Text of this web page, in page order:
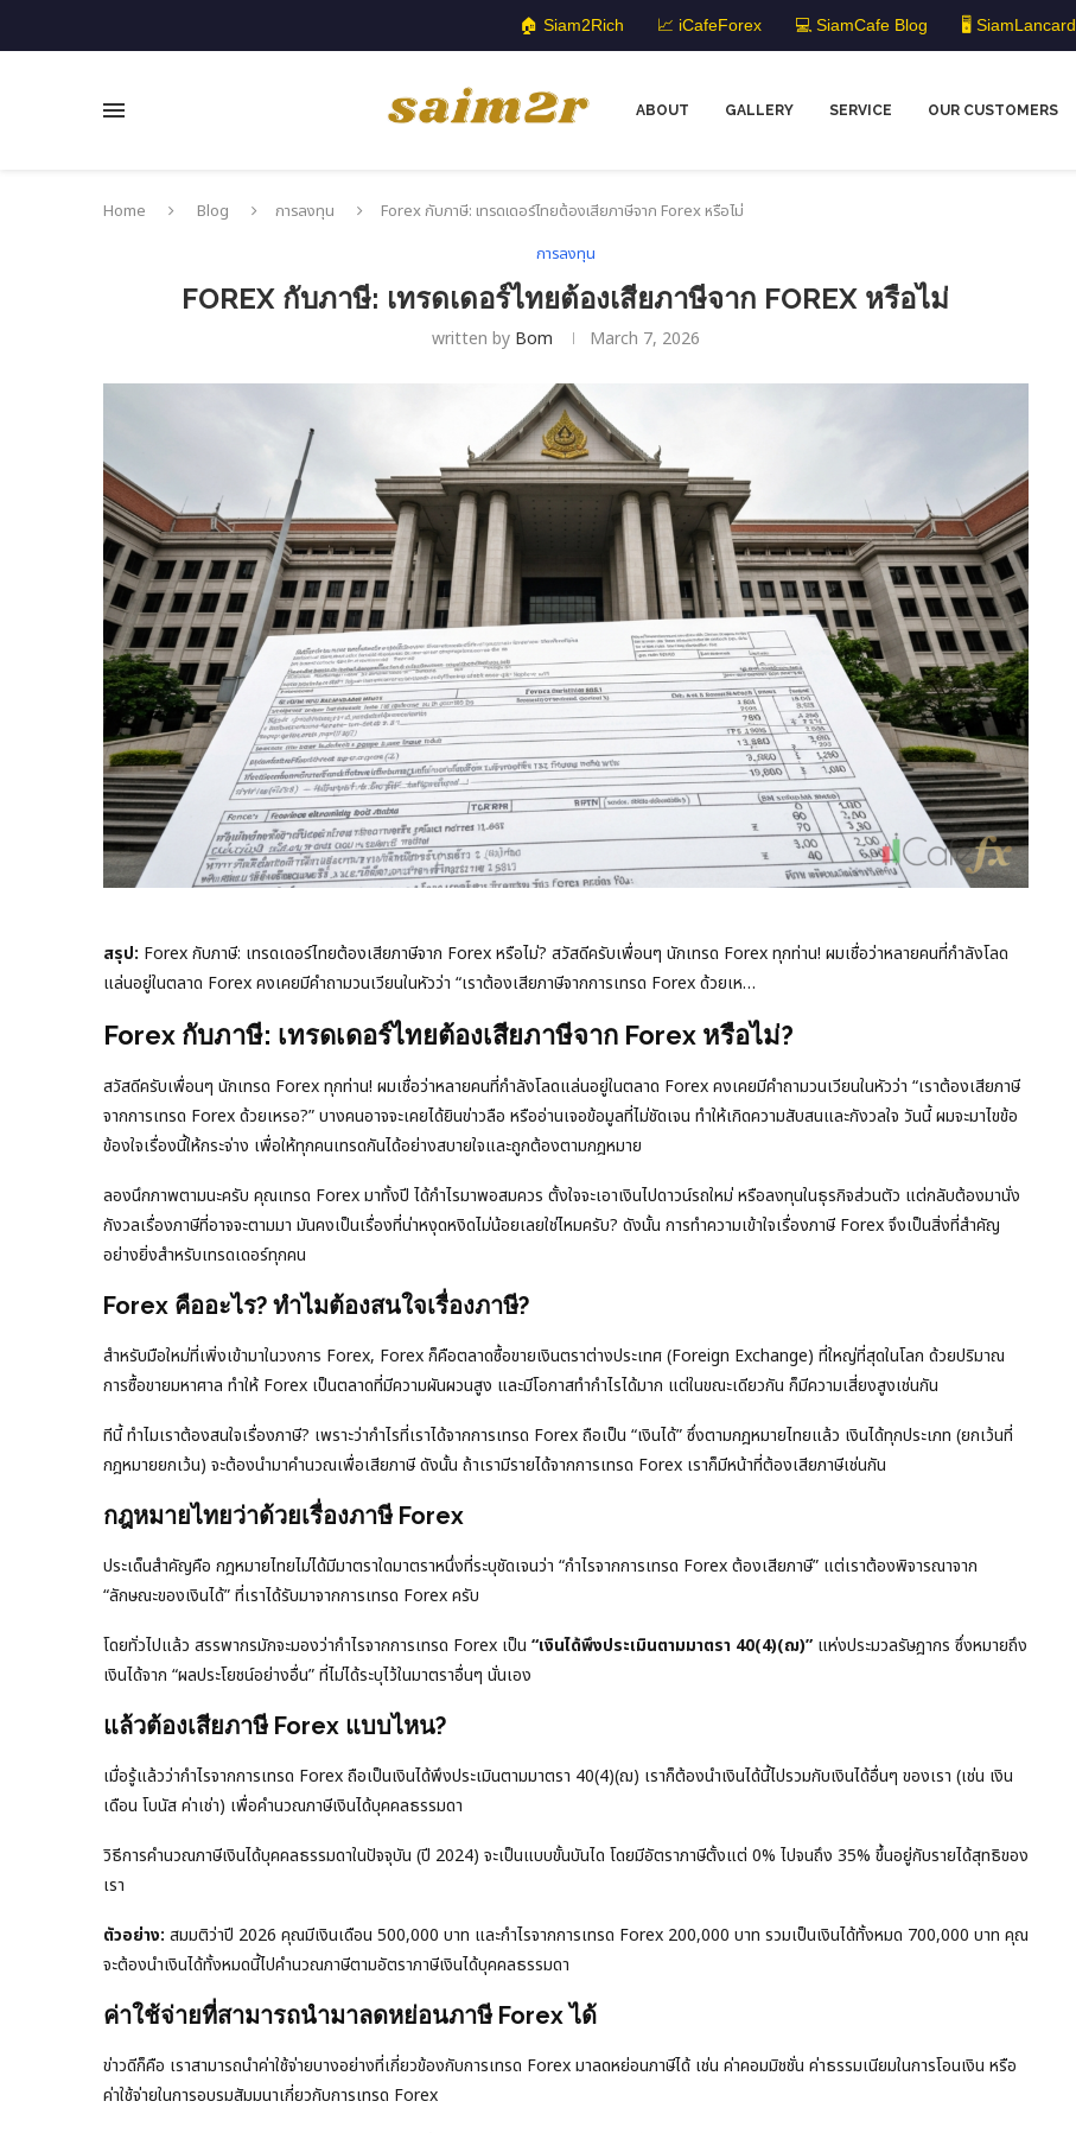
🏠 Siam2Rich 📈 iCafeForex 💻 SiamCafe Blog 🖥️ SiamLancard
ABOUT GALLERY SERVICE OUR CUSTOMERS
Home Blog การลงทุน
Forex กับภาษี: เทรดเดอร์ไทยต้องเสียภาษีจาก Forex หรือไม่
การลงทุน
FOREX กับภาษี: เทรดเดอร์ไทยต้องเสียภาษีจาก FOREX หรือไม่
written by Bom March 7, 2026
สรุป: Forex กับภาษี: เทรดเดอร์ไทยต้องเสียภาษีจาก Forex หรือไม่? สวัสดีครับเพื่อนๆ นักเทรด Forex ทุกท่าน! ผมเชื่อว่าหลายคนที่กำลังโลด
แล่นอยู่ในตลาด Forex คงเคยมีคำถามวนเวียนในหัวว่า “เราต้องเสียภาษีจากการเทรด Forex ด้วยเห…
Forex กับภาษี: เทรดเดอร์ไทยต้องเสียภาษีจาก Forex หรือไม่?
สวัสดีครับเพื่อนๆ นักเทรด Forex ทุกท่าน! ผมเชื่อว่าหลายคนที่กำลังโลดแล่นอยู่ในตลาด Forex คงเคยมีคำถามวนเวียนในหัวว่า “เราต้องเสียภาษี
จากการเทรด Forex ด้วยเหรอ?” บางคนอาจจะเคยได้ยินข่าวลือ หรืออ่านเจอข้อมูลที่ไม่ชัดเจน ทำให้เกิดความสับสนและกังวลใจ วันนี้ ผมจะมาไขข้อ
ข้องใจเรื่องนี้ให้กระจ่าง เพื่อให้ทุกคนเทรดกันได้อย่างสบายใจและถูกต้องตามกฎหมาย
ลองนึกภาพตามนะครับ คุณเทรด Forex มาทั้งปี ได้กำไรมาพอสมควร ตั้งใจจะเอาเงินไปดาวน์รถใหม่ หรือลงทุนในธุรกิจส่วนตัว แต่กลับต้องมานั่ง
กังวลเรื่องภาษีที่อาจจะตามมา มันคงเป็นเรื่องที่น่าหงุดหงิดไม่น้อยเลยใช่ไหมครับ? ดังนั้น การทำความเข้าใจเรื่องภาษี Forex จึงเป็นสิ่งที่สำคัญ
อย่างยิ่งสำหรับเทรดเดอร์ทุกคน
Forex คืออะไร? ทำไมต้องสนใจเรื่องภาษี?
สำหรับมือใหม่ที่เพิ่งเข้ามาในวงการ Forex, Forex ก็คือตลาดซื้อขายเงินตราต่างประเทศ (Foreign Exchange) ที่ใหญ่ที่สุดในโลก ด้วยปริมาณ
การซื้อขายมหาศาล ทำให้ Forex เป็นตลาดที่มีความผันผวนสูง และมีโอกาสทำกำไรได้มาก แต่ในขณะเดียวกัน ก็มีความเสี่ยงสูงเช่นกัน
ทีนี้ ทำไมเราต้องสนใจเรื่องภาษี? เพราะว่ากำไรที่เราได้จากการเทรด Forex ถือเป็น “เงินได้” ซึ่งตามกฎหมายไทยแล้ว เงินได้ทุกประเภท (ยกเว้นที่
กฎหมายยกเว้น) จะต้องนำมาคำนวณเพื่อเสียภาษี ดังนั้น ถ้าเรามีรายได้จากการเทรด Forex เราก็มีหน้าที่ต้องเสียภาษีเช่นกัน
กฎหมายไทยว่าด้วยเรื่องภาษี Forex
ประเด็นสำคัญคือ กฎหมายไทยไม่ได้มีมาตราใดมาตราหนึ่งที่ระบุชัดเจนว่า “กำไรจากการเทรด Forex ต้องเสียภาษี” แต่เราต้องพิจารณาจาก
“ลักษณะของเงินได้” ที่เราได้รับมาจากการเทรด Forex ครับ
โดยทั่วไปแล้ว สรรพากรมักจะมองว่ากำไรจากการเทรด Forex เป็น “เงินได้พึงประเมินตามมาตรา 40(4)(ฌ)” แห่งประมวลรัษฎากร ซึ่งหมายถึง
เงินได้จาก “ผลประโยชน์อย่างอื่น” ที่ไม่ได้ระบุไว้ในมาตราอื่นๆ นั่นเอง
แล้วต้องเสียภาษี Forex แบบไหน?
เมื่อรู้แล้วว่ากำไรจากการเทรด Forex ถือเป็นเงินได้พึงประเมินตามมาตรา 40(4)(ฌ) เราก็ต้องนำเงินได้นี้ไปรวมกับเงินได้อื่นๆ ของเรา (เช่น เงิน
เดือน โบนัส ค่าเช่า) เพื่อคำนวณภาษีเงินได้บุคคลธรรมดา
วิธีการคำนวณภาษีเงินได้บุคคลธรรมดาในปัจจุบัน (ปี 2024) จะเป็นแบบขั้นบันได โดยมีอัตราภาษีตั้งแต่ 0% ไปจนถึง 35% ขึ้นอยู่กับรายได้สุทธิของ
เรา
ตัวอย่าง: สมมติว่าปี 2026 คุณมีเงินเดือน 500,000 บาท และกำไรจากการเทรด Forex 200,000 บาท รวมเป็นเงินได้ทั้งหมด 700,000 บาท คุณ
จะต้องนำเงินได้ทั้งหมดนี้ไปคำนวณภาษีตามอัตราภาษีเงินได้บุคคลธรรมดา
ค่าใช้จ่ายที่สามารถนำมาลดหย่อนภาษี Forex ได้
ข่าวดีก็คือ เราสามารถนำค่าใช้จ่ายบางอย่างที่เกี่ยวข้องกับการเทรด Forex มาลดหย่อนภาษีได้ เช่น ค่าคอมมิชชั่น ค่าธรรมเนียมในการโอนเงิน หรือ
ค่าใช้จ่ายในการอบรมสัมมนาเกี่ยวกับการเทรด Forex